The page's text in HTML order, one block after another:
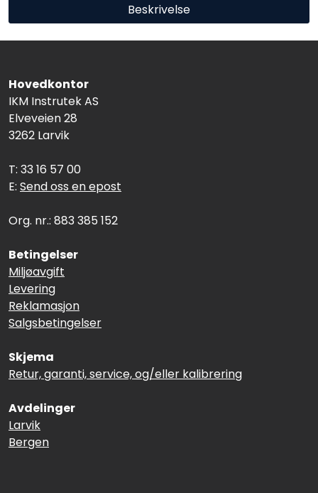
Beskrivelse
Hovedkontor
IKM Instrutek AS
Elveveien 28
3262 Larvik
T: 33 16 57 00
E: Send oss en epost
Org. nr.: 883 385 152
Betingelser
Miljøavgift
Levering
Reklamasjon
Salgsbetingelser
Skjema
Retur, garanti, service, og/eller kalibrering
Avdelinger
Larvik
Bergen